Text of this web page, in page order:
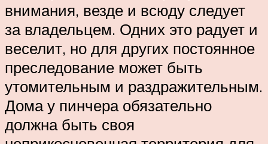
внимания, везде и всюду следует
за владельцем. Одних это радует и
веселит, но для других постоянное
преследование может быть
утомительным и раздражительным.
Дома у пинчера обязательно
должна быть своя